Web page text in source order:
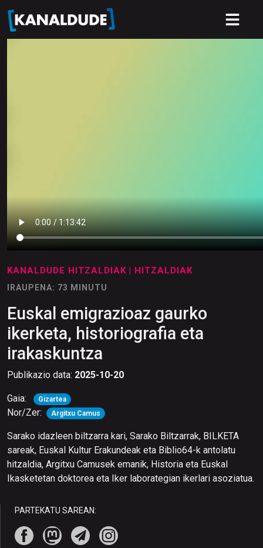
KANALDUDE HITZALDIAK | HITZALDIAK
IRAUPENA: 73 MINUTU
Euskal emigrazioaz gaurko
ikerketa, historiografia eta
irakaskuntza
Publikazio data: 2025-10-20
Gaia: Gizartea
Nor/Zer: Argitxu Camus
Sarako idazleen biltzarra kari, Sarako Biltzarrak, BILKETA
sareak, Euskal Kultur Erakundeak eta Biblio64-k antolatu
hitzaldia, Argitxu Camusek emanik, Historia eta Euskal
Ikasketetan doktorea eta Iker laborategian ikerlari asoziatua.
PARTEKATU SAREAN: